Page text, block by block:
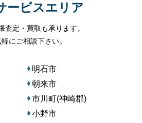
ービスエリア
査定・買取も承ります。
にご相談下さい。
明石市
朝来市
市川町(神崎郡)
小野市